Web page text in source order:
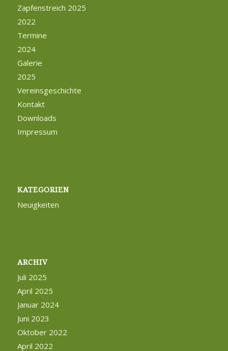
Zapfenstreich 2025
2022
Termine
2024
Galerie
2025
Vereinsgeschichte
Kontakt
Downloads
Impressum
KATEGORIEN
Neuigkeiten
ARCHIV
Juli 2025
April 2025
Januar 2024
Juni 2023
Oktober 2022
April 2022